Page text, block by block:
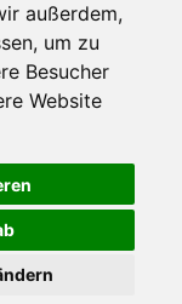
außerdem,
um zu
Besucher
Website
Computer zu speichern.
helfen uns dabei, das
erklären Sie sich damit